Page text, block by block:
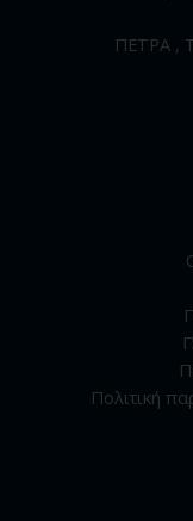
ΠΕΤΡΑ ,
Πολιτική